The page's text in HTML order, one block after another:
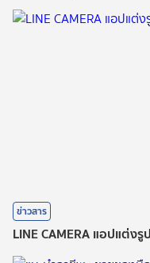
ข่าวสาร
LINE CAMERA แอปแต่ง